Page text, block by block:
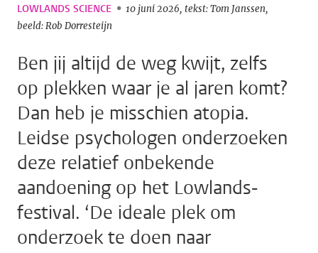
LOWLANDS SCIENCE 10 juni 2026 tekst: Tom Janssen
beeld: Rob Dorresteijn
Ben jij altijd de weg kwijt, zelfs
op plekken waar je al jaren komt?
Dan heb je misschien atopia.
Leidse psychologen onderzoeken
deze relatief onbekende
aandoening op het Lowlands-
festival. ‘De ideale plek om
onderzoek te doen naar